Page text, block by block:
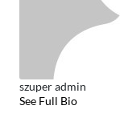
szuper admin
See Full Bio